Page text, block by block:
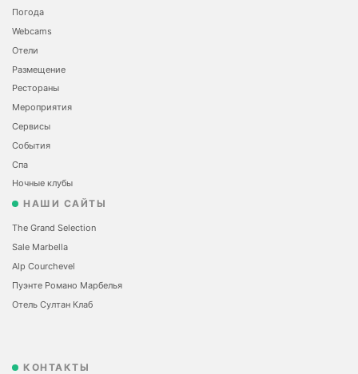
Погода
Webcams
Отели
Размещение
Рестораны
Мероприятия
Сервисы
События
Спа
Ночные клубы
НАШИ САЙТЫ
The Grand Selection
Sale Marbella
Alp Courchevel
Пуэнте Романо Марбелья
Отель Султан Клаб
КОНТАКТЫ